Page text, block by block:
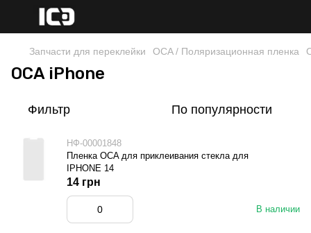
Запчасти для переклейки OCA / Поляризационная пленка
OCA iPhone
Фильтр По популярности
НФ-00001848
Пленка OCA для приклеивания стекла для
IPHONE 14
В наличии
14 грн